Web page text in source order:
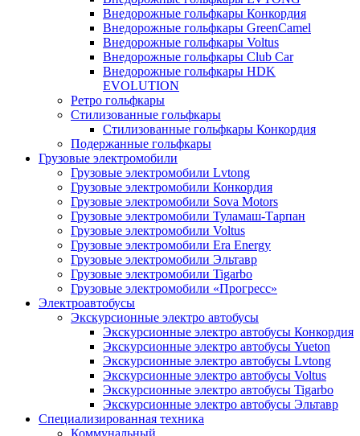
Внедорожные гольфкары Конкордия
Внедорожные гольфкары GreenCamel
Внедорожные гольфкары Voltus
Внедорожные гольфкары Club Car
Внедорожные гольфкары HDK
EVOLUTION
Ретро гольфкары
Стилизованные гольфкары
Стилизованные гольфкары Конкордия
Подержанные гольфкары
Грузовые электромобили
Грузовые электромобили Lvtong
Грузовые электромобили Конкордия
Грузовые электромобили Sova Motors
Грузовые электромобили Туламаш-Тарпан
Грузовые электромобили Voltus
Грузовые электромобили Era Energy
Грузовые электромобили Эльтавр
Грузовые электромобили Tigarbo
Грузовые электромобили «Прогресс»
Электроавтобусы
Экскурсионные электро автобусы
Экскурсионные электро автобусы Конкордия
Экскурсионные электро автобусы Yueton
Экскурсионные электро автобусы Lvtong
Экскурсионные электро автобусы Voltus
Экскурсионные электро автобусы Tigarbo
Экскурсионные электро автобусы Эльтавр
Специализированная техника